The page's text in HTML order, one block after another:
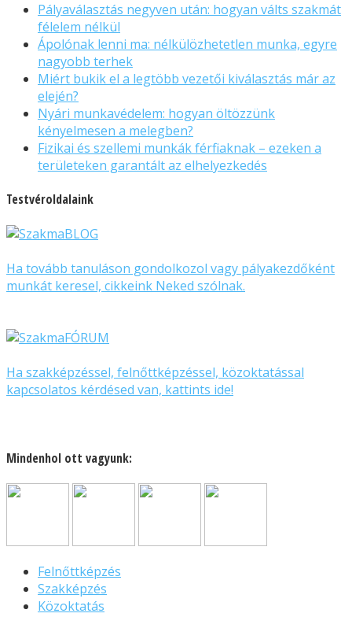
Pályaválasztás negyven után: hogyan válts szakmát
félelem nélkül
Ápolónak lenni ma: nélkülözhetetlen munka, egyre
nagyobb terhek
Miért bukik el a legtöbb vezetői kiválasztás már az
elején?
Nyári munkavédelem: hogyan öltözzünk
kényelmesen a melegben?
Fizikai és szellemi munkák férfiaknak – ezeken a
területeken garantált az elhelyezkedés
Testvéroldalaink
Ha tovább tanuláson gondolkozol vagy pályakezdőként
munkát keresel, cikkeink Neked szólnak.
Ha szakképzéssel, felnőttképzéssel, közoktatással
kapcsolatos kérdésed van, kattints ide!
Mindenhol ott vagyunk:
Felnőttképzés
Szakképzés
Közoktatás